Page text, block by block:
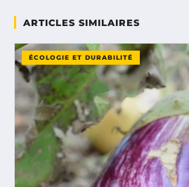
ARTICLES SIMILAIRES
ÉCOLOGIE ET DURABILITÉ